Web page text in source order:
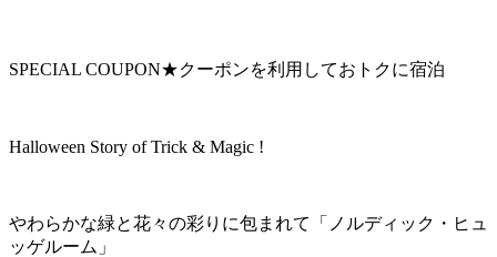
SPECIAL COUPON★クーポンを利用しておトクに宿泊
Halloween Story of Trick & Magic !
やわらかな緑と花々の彩りに包まれて「ノルディック・ヒュ
ッゲルーム」